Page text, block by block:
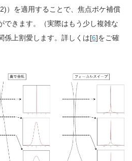
）を適用することで、焦点ボケ補償
できます。（実際はもう少し複雑な
係上割愛します。詳しくは[6]をご確